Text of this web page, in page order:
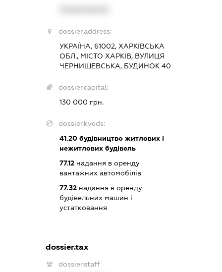
dossier.address:
УКРАЇНА, 61002, ХАРКІВСЬКА
ОБЛ., МІСТО ХАРКІВ, ВУЛИЦЯ
ЧЕРНИШЕВСЬКА, БУДИНОК 40
dossier.capital:
130 000 грн.
dossier.kveds:
41.20будівництво житлових і
нежитлових будівель
77.12надання в оренду
вантажних автомобілів
77.32надання в оренду
будівельних машин і
устатковання
dossier.tax
dossier.staff